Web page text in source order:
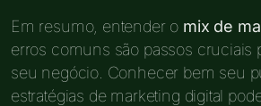
Em resumo, entender o mix de
erros comuns são passos cruciais
seu negócio. Conhecer bem seu
estratégias de marketing digital